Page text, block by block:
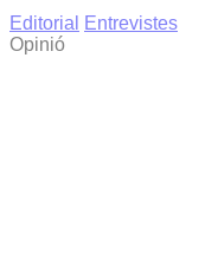
Editorial
Entrevistes
Opinió